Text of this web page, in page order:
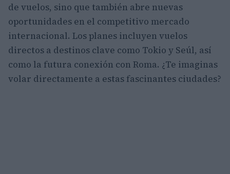
de vuelos, sino que también abre nuevas
oportunidades en el competitivo mercado
internacional. Los planes incluyen vuelos
directos a destinos clave como Tokio y Seúl, así
como la futura conexión con Roma. ¿Te imaginas
volar directamente a estas fascinantes ciudades?